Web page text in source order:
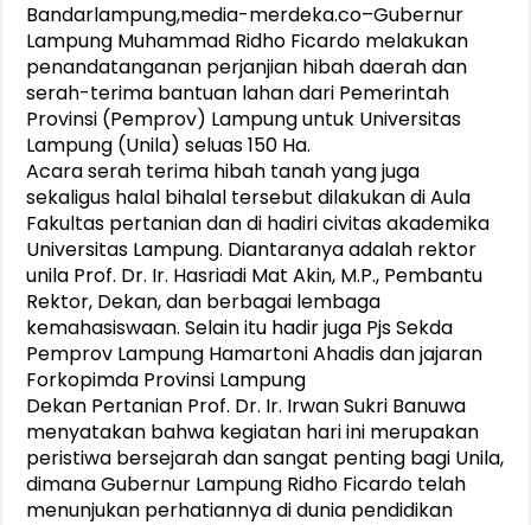
Ketua PMI Provinsi Lampung Lantik Pengurus PMI Lampung
Bandarlampung,media-merdeka.co–Gubernur
Lampung Muhammad Ridho Ficardo melakukan
penandatanganan perjanjian hibah daerah dan
serah-terima bantuan lahan dari Pemerintah
Provinsi (Pemprov) Lampung untuk Universitas
Lampung (Unila) seluas 150 Ha.
Acara serah terima hibah tanah yang juga
sekaligus halal bihalal tersebut dilakukan di Aula
Fakultas pertanian dan di hadiri civitas akademika
Universitas Lampung. Diantaranya adalah rektor
unila Prof. Dr. Ir. Hasriadi Mat Akin, M.P., Pembantu
Rektor, Dekan, dan berbagai lembaga
kemahasiswaan. Selain itu hadir juga Pjs Sekda
Pemprov Lampung Hamartoni Ahadis dan jajaran
Forkopimda Provinsi Lampung
Dekan Pertanian Prof. Dr. Ir. Irwan Sukri Banuwa
menyatakan bahwa kegiatan hari ini merupakan
peristiwa bersejarah dan sangat penting bagi Unila,
dimana Gubernur Lampung Ridho Ficardo telah
menunjukan perhatiannya di dunia pendidikan